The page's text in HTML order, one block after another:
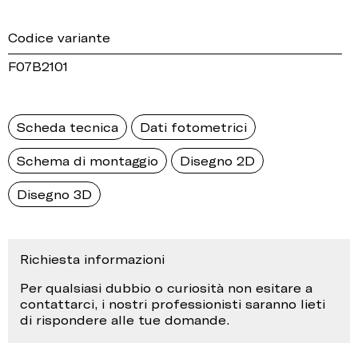
Codice variante
F07B2101
Scheda tecnica Dati fotometrici
Schema di montaggio Disegno 2D
Disegno 3D
Richiesta informazioni
Per qualsiasi dubbio o curiosità non esitare a
contattarci, i nostri professionisti saranno lieti
di rispondere alle tue domande.